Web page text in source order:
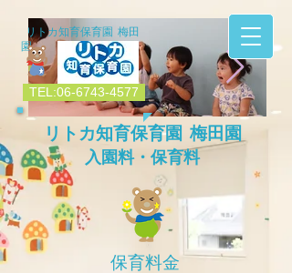
IMG_7164.JPG
リトカ知育保育園 梅田
園
TEL:06-6743-4577
​リトカ知育保育園 梅田園
入園料・保育料
保育料金